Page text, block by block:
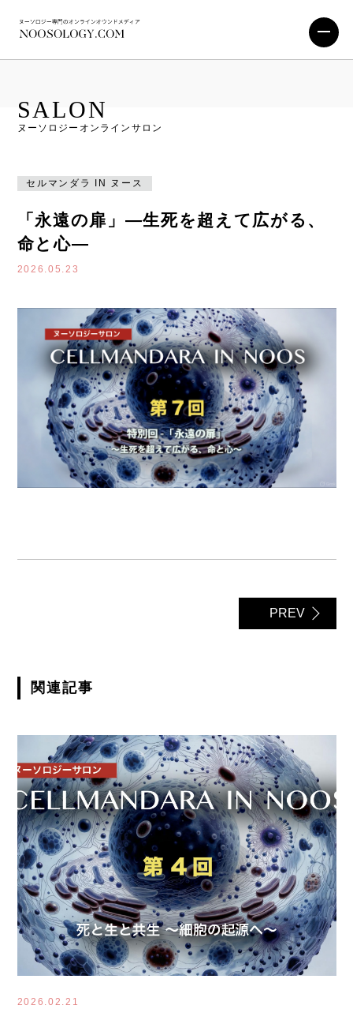
SALON
ヌーソロジーオンラインサロン
セルマンダラ IN ヌース
「永遠の扉」―生死を超えて広がる、
命と心―
2026.05.23
PREV
関連記事
2026.02.21